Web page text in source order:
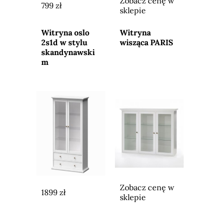
799 zł
sklepu
Witryna oslo
2s1d w stylu
skandynawski
m
sklepie
sklepu
Witryna
wisząca PARIS
1899 zł
Zobacz cenę w
sklepie